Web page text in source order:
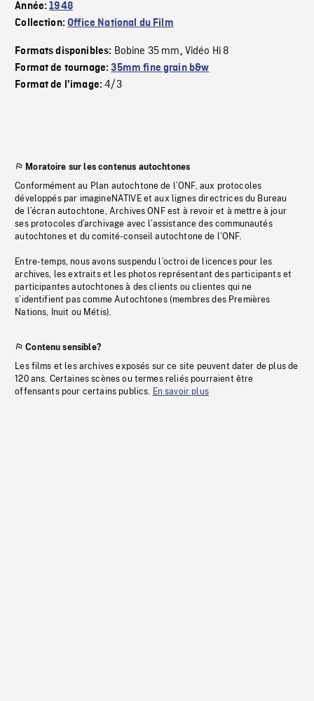
Année:1948
Collection:Office National du Film
Formats disponibles: Bobine 35 mm, Vidéo Hi 8
Format de tournage:35mm fine grain b&w
Format de l'image:4/3
Moratoire sur les contenus autochtones
Conformément au Plan autochtone de l’ONF, aux protocoles
développés par imagineNATIVE et aux lignes directrices du Bureau
de l’écran autochtone, Archives ONF est à revoir et à mettre à jour
ses protocoles d’archivage avec l’assistance des communautés
autochtones et du comité-conseil autochtone de l’ONF.
Entre-temps, nous avons suspendu l’octroi de licences pour les
archives, les extraits et les photos représentant des participants et
participantes autochtones à des clients ou clientes qui ne
s’identifient pas comme Autochtones (membres des Premières
Nations, Inuit ou Métis).
Contenu sensible?
Les films et les archives exposés sur ce site peuvent dater de plus de
120 ans. Certaines scènes ou termes reliés pourraient être
offensants pour certains publics. En savoir plus